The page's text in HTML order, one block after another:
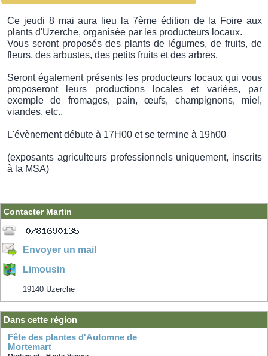
Ce jeudi 8 mai aura lieu la 7ème édition de la Foire aux
plants d'Uzerche, organisée par les producteurs locaux.
Vous seront proposés des plants de légumes, de fruits, de
fleurs, des arbustes, des petits fruits et des arbres.
Seront également présents les producteurs locaux qui vous
proposeront leurs productions locales et variées, par
exemple de fromages, pain, œufs, champignons, miel,
viandes, etc..
L'évènement débute à 17H00 et se termine à 19h00
(exposants agriculteurs professionnels uniquement, inscrits
à la MSA)
Contacter Martin
Envoyer un mail
Limousin
19140 Uzerche
Dans cette région
Fête des plantes d'Automne de
Mortemart